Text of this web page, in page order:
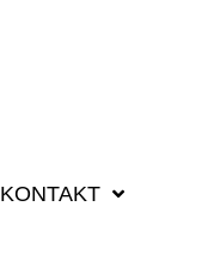
KONTAKT